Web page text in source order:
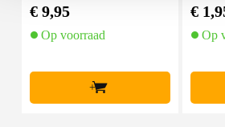
€ 9,95
Op voorraad
+
€
Op